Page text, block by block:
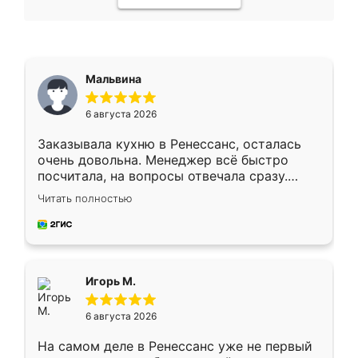
Мальвина
6 августа 2026
Заказывала кухню в Ренессанс, осталась
очень довольна. Менеджер всё быстро
посчитала, на вопросы отвечала сразу.
Замерщик приехал в субботу, подошёл к
делу со всей ответственностью. Собрали
за день, ребята работали аккуратно, даже
Читать полностью
Игорь М.
6 августа 2026
На самом деле в Ренессанс уже не первый